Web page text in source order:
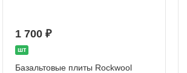
1 700 ₽
шт
Базальтовые плиты Rockwool